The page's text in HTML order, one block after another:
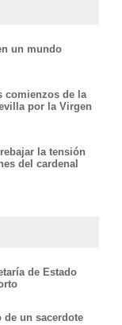
un mundo
comienzos de la
por la Virgen
la tensión
del cardenal
de Estado
de un sacerdote